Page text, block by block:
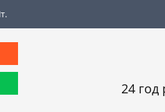
24 год